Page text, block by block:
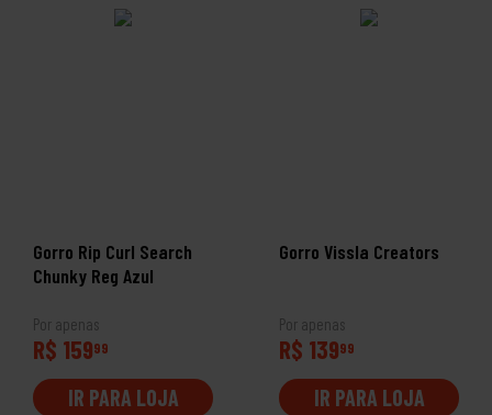
Gorro Rip Curl Search
Chunky Reg Azul
Por apenas
R$ 15999
IR PARA LOJA
Gorro Vissla Creators
Por apenas
R$ 13999
IR PARA LOJA